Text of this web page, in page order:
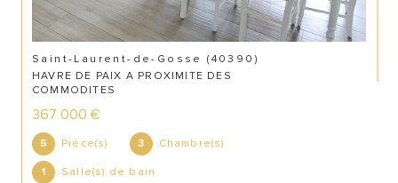
Saint-Laurent-de-Gosse (40390)
HAVRE DE PAIX A PROXIMITE DES
COMMODITES
367 000 €
5 Pièce(s) 3 Chambre(s)
1 Salle(s) de bain